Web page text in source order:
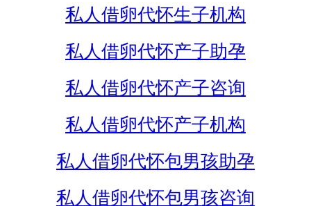
私人借卵代怀生子机构
私人借卵代怀产子助孕
私人借卵代怀产子咨询
私人借卵代怀产子机构
私人借卵代怀包男孩助孕
私人借卵代怀包男孩咨询